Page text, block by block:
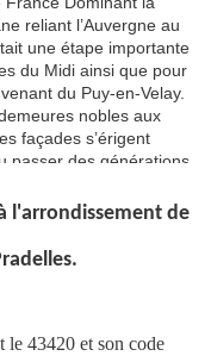
l'arrondissement de
le 43420 et son code